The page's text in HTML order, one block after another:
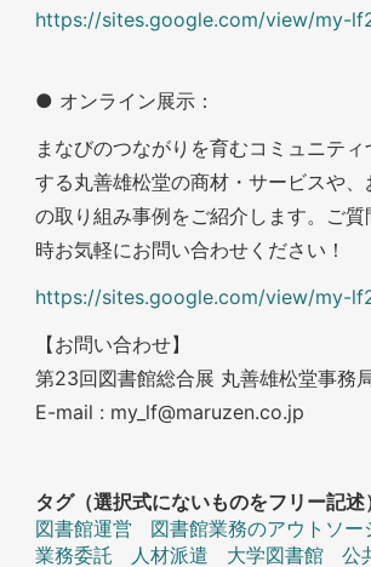
https://sites.google.com/view/my-
● オンライン展示：
まなびのつながりを育むコミュニテ
する丸善雄松堂の商材・サービスや
の取り組み事例をご紹介します。ご
時お気軽にお問い合わせください！
https://sites.google.com/view/my-
【お問い合わせ】
第23回図書館総合展 丸善雄松堂事務
E-mail : my_lf@maruzen.co.jp
タグ（選択式にないものをフリー記述
図書館運営
図書館業務のアウトソー
業務委託
人材派遣 大学図書館 公